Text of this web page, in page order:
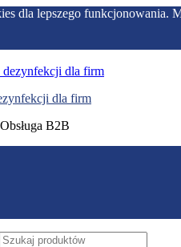
dla lepszego funkcjonowania.
dla firm
B2B